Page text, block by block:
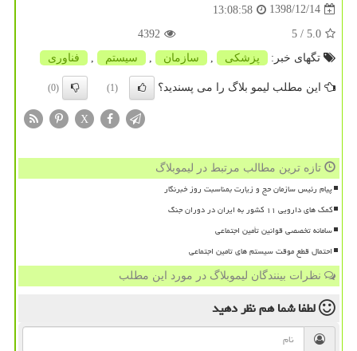
1398/12/14
13:08:58
5.0
/ 5
4392
تگهای خبر:
پزشكی سازمان سیستم فناوری
این مطلب لیمو بلاگ را می پسندید؟ (1)
(0)
X
تازه ترین مطالب مرتبط در لیموبلاگ
پیام رئیس سازمان حج و زیارت بمناسبت روز خبرنگار
کمک های دارویی ۱۱ کشور به ایران در دوران جنگ
سامانه تخصصی قوانین تأمین اجتماعی
احتمال قطع موقت سیستم های تامین اجتماعی
نظرات بینندگان لیموبلاگ در مورد این مطلب
لطفا شما همنظر دهید